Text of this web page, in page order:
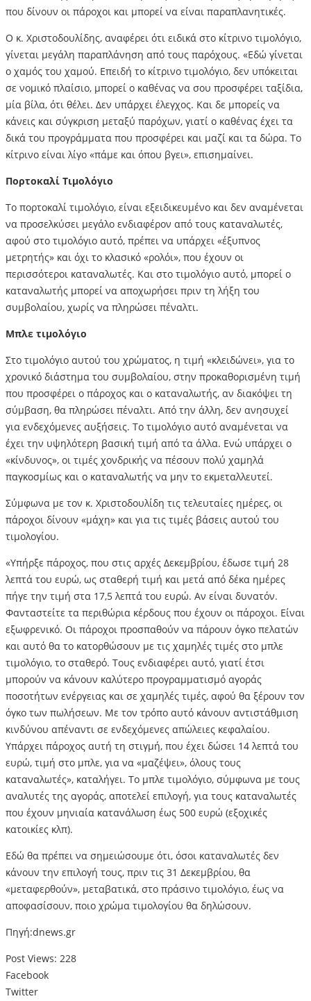
που δίνουν οι πάροχοι και μπορεί να είναι παραπλανητικές.
Ο κ. Χριστοδουλίδης, αναφέρει ότι ειδικά στο κίτρινο τιμολόγιο,
γίνεται μεγάλη παραπλάνηση από τους παρόχους. «Εδώ γίνεται
ο χαμός του χαμού. Επειδή το κίτρινο τιμολόγιο, δεν υπόκειται
σε νομικό πλαίσιο, μπορεί ο καθένας να σου προσφέρει ταξίδια,
μία βίλα, ότι θέλει. Δεν υπάρχει έλεγχος. Και δε μπορείς να
κάνεις και σύγκριση μεταξύ παρόχων, γιατί ο καθένας έχει τα
δικά του προγράμματα που προσφέρει και μαζί και τα δώρα. Το
κίτρινο είναι λίγο «πάμε και όπου βγει», επισημαίνει.
Πορτοκαλί Τιμολόγιο
Το πορτοκαλί τιμολόγιο, είναι εξειδικευμένο και δεν αναμένεται
να προσελκύσει μεγάλο ενδιαφέρον από τους καταναλωτές,
αφού στο τιμολόγιο αυτό, πρέπει να υπάρχει «έξυπνος
μετρητής» και όχι το κλασικό «ρολόι», που έχουν οι
περισσότεροι καταναλωτές. Και στο τιμολόγιο αυτό, μπορεί ο
καταναλωτής μπορεί να αποχωρήσει πριν τη λήξη του
συμβολαίου, χωρίς να πληρώσει πέναλτι.
Μπλε τιμολόγιο
Στο τιμολόγιο αυτού του χρώματος, η τιμή «κλειδώνει», για το
χρονικό διάστημα του συμβολαίου, στην προκαθορισμένη τιμή
που προσφέρει ο πάροχος και ο καταναλωτής, αν διακόψει τη
σύμβαση, θα πληρώσει πέναλτι. Από την άλλη, δεν ανησυχεί
για ενδεχόμενες αυξήσεις. Το τιμολόγιο αυτό αναμένεται να
έχει την υψηλότερη βασική τιμή από τα άλλα. Ενώ υπάρχει ο
«κίνδυνος», οι τιμές χονδρικής να πέσουν πολύ χαμηλά
παγκοσμίως και ο καταναλωτής να μην το εκμεταλλευτεί.
Σύμφωνα με τον κ. Χριστοδουλίδη τις τελευταίες ημέρες, οι
πάροχοι δίνουν «μάχη» και για τις τιμές βάσεις αυτού του
τιμολογίου.
«Υπήρξε πάροχος, που στις αρχές Δεκεμβρίου, έδωσε τιμή 28
λεπτά του ευρώ, ως σταθερή τιμή και μετά από δέκα ημέρες
πήγε την τιμή στα 17,5 λεπτά του ευρώ. Αν είναι δυνατόν.
Φανταστείτε τα περιθώρια κέρδους που έχουν οι πάροχοι. Είναι
εξωφρενικό. Οι πάροχοι προσπαθούν να πάρουν όγκο πελατών
και αυτό θα το κατορθώσουν με τις χαμηλές τιμές στο μπλε
τιμολόγιο, το σταθερό. Τους ενδιαφέρει αυτό, γιατί έτσι
μπορούν να κάνουν καλύτερο προγραμματισμό αγοράς
ποσοτήτων ενέργειας και σε χαμηλές τιμές, αφού θα ξέρουν τον
όγκο των πωλήσεων. Με τον τρόπο αυτό κάνουν αντιστάθμιση
κινδύνου απέναντι σε ενδεχόμενες απώλειες κεφαλαίου.
Υπάρχει πάροχος αυτή τη στιγμή, που έχει δώσει 14 λεπτά του
ευρώ, τιμή στο μπλε, για να «μαζέψει», όλους τους
καταναλωτές», καταλήγει. Το μπλε τιμολόγιο, σύμφωνα με τους
αναλυτές της αγοράς, αποτελεί επιλογή, για τους καταναλωτές
που έχουν μηνιαία κατανάλωση έως 500 ευρώ (εξοχικές
κατοικίες κλπ).
Εδώ θα πρέπει να σημειώσουμε ότι, όσοι καταναλωτές δεν
κάνουν την επιλογή τους, πριν τις 31 Δεκεμβρίου, θα
«μεταφερθούν», μεταβατικά, στο πράσινο τιμολόγιο, έως να
αποφασίσουν, ποιο χρώμα τιμολογίου θα δηλώσουν.
Πηγή:dnews.gr
Post Views: 228
Facebook
Twitter